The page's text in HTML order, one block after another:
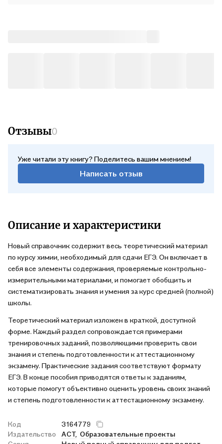
Отзывы0
Уже читали эту книгу? Поделитесь вашим мнением!
Написать отзыв
Описание и характеристики
Новый справочник содержит весь теоретический материал
по курсу химии, необходимый для сдачи ЕГЭ. Он включает в
себя все элементы содержания, проверяемые контрольно-
измерительными материалами, и помогает обобщить и
систематизировать знания и умения за курс средней (полной)
школы.
Теоретический материал изложен в краткой, доступной
форме. Каждый раздел сопровождается примерами
тренировочных заданий, позволяющими проверить свои
знания и степень подготовленности к аттестационному
экзамену. Практические задания соответствуют формату
ЕГЭ. В конце пособия приводятся ответы к заданиям,
которые помогут объективно оценить уровень своих знаний
и степень подготовленности к аттестационному экзамену.
Код
3164779
Издательство
АСТ, Образовательные проекты